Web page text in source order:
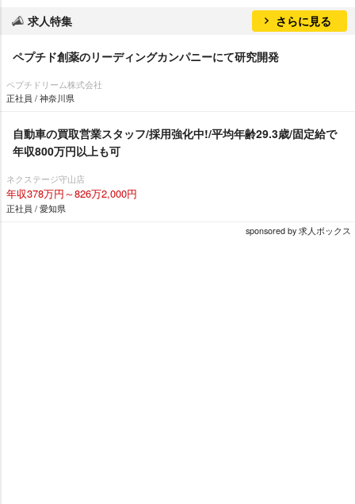
求人特集 さらに見る
ペプチド創薬のリーディングカンパニーにて研究開発
ペプチドリーム株式会社
正社員 / 神奈川県
自動車の買取営業スタッフ/採用強化中!/平均年齢29.3歳/固定給で
年収800万円以上も可
ネクステージ守山店
年収378万円～826万2,000円
正社員 / 愛知県
sponsored by 求人ボックス